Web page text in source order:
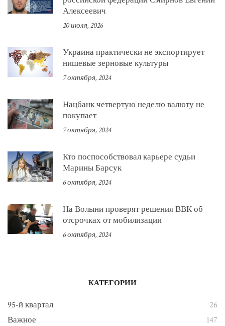
Алексеевич
20 июля, 2026
Украина практически не экспортирует
нишевые зерновые культуры
7 октября, 2024
Нацбанк четвертую неделю валюту не
покупает
7 октября, 2024
Кто поспособствовал карьере судьи
Марины Барсук
6 октября, 2024
На Волыни проверят решения ВВК об
отсрочках от мобилизации
6 октября, 2024
КАТЕГОРИИ
95-й квартал
26
Важное
147